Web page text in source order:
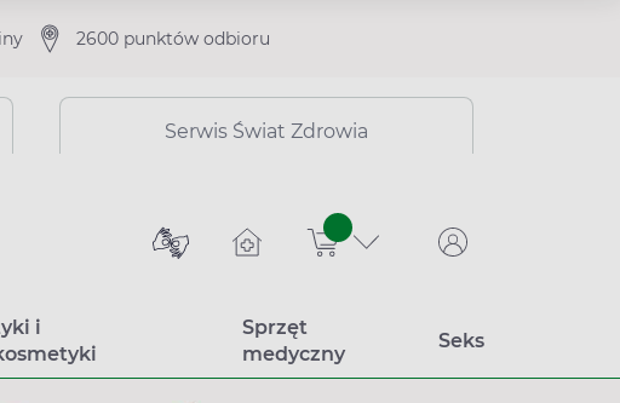
2600 punktów odbioru
Serwis Świat Zdrowia
sztuk
i
Sprzęt
medyczny
Seks